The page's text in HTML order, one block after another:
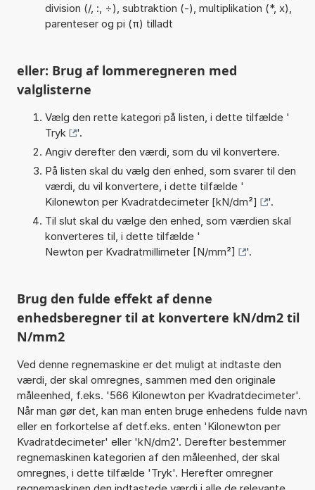
division (/, :, ÷), subtraktion (-), multiplikation (*, x),
parenteser og pi (π) tilladt
eller: Brug af lommeregneren med
valglisterne
Vælg den rette kategori på listen, i dette tilfælde '
Tryk
'.
Angiv derefter den værdi, som du vil konvertere.
På listen skal du vælg den enhed, som svarer til den
værdi, du vil konvertere, i dette tilfælde '
Kilonewton per Kvadratdecimeter [kN/dm²]
'.
Til slut skal du vælge den enhed, som værdien skal
konverteres til, i dette tilfælde '
Newton per Kvadratmillimeter [N/mm²]
'.
Brug den fulde effekt af denne
enhedsberegner til at konvertere kN/dm2 til
N/mm2
Ved denne regnemaskine er det muligt at indtaste den
værdi, der skal omregnes, sammen med den originale
måleenhed, f.eks. '566 Kilonewton per Kvadratdecimeter'.
Når man gør det, kan man enten bruge enhedens fulde navn
eller en forkortelse af detf.eks. enten 'Kilonewton per
Kvadratdecimeter' eller 'kN/dm2'. Derefter bestemmer
regnemaskinen kategorien af den måleenhed, der skal
omregnes, i dette tilfælde 'Tryk'. Herefter omregner